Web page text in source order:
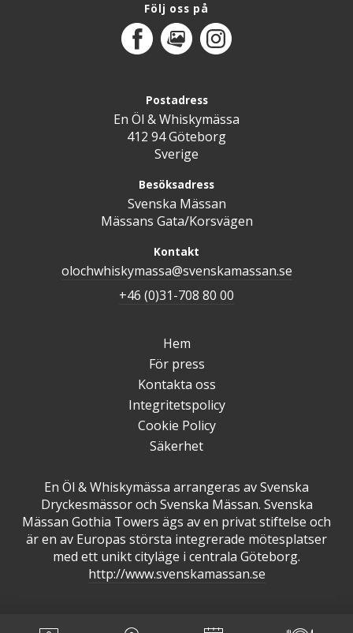
Följ oss på
FacebookMediaPortal
Instagram
Postadress
En Öl & Whiskymässa
412 94 Göteborg
Sverige
Besöksadress
Svenska Mässan
Mässans Gata/Korsvägen
Kontakt
olochwhiskymassa@svenskamassan.se
+46 (0)31-708 80 00
Hem
För press
Kontakta oss
Integritetspolicy
Cookie Policy
Säkerhet
En Öl & Whiskymässa arrangeras av Svenska
Dryckesmässor och Svenska Mässan. Svenska
Mässan Gothia Towers ägs av en privat stiftelse och
är en av Europas största integrerade mötesplatser
med ett unikt cityläge i centrala Göteborg.
http://www.svenskamassan.se